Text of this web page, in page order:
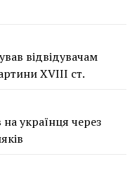
відвідувачам
XVIII ст.
українця через